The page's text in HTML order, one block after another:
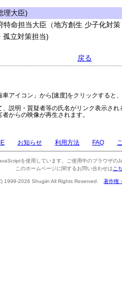
理大臣)
命担当大臣（地方創生 少子化対
孤立対策担当)
戻る
車アイコン」から[速度]をクリックすると
、説明・質疑者等の氏名がリンク表示さ
からの映像が再生されます。
お知らせ 利用方法 FAQ
を使用しています。ご使用中のブラウザの
このホームページに関するお問い合わせは こ
1999-2026 Shugiin All Rights Reserved. 著作権